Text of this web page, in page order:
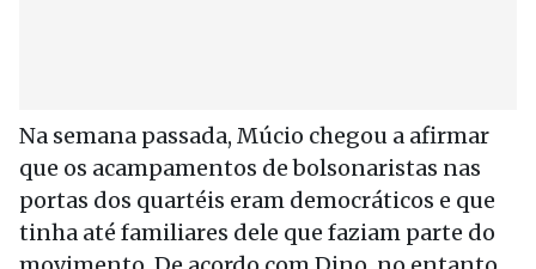
Na semana passada, Múcio chegou a afirmar
que os acampamentos de bolsonaristas nas
portas dos quartéis eram democráticos e que
tinha até familiares dele que faziam parte do